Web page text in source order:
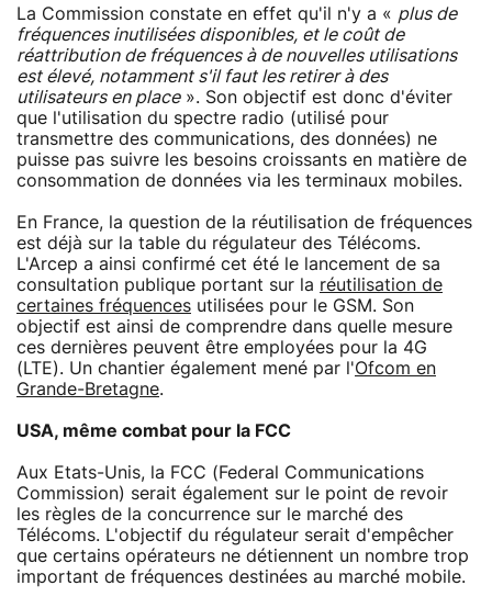
La Commission constate en effet qu'il n'y a « plus de
fréquences inutilisées disponibles, et le coût de
réattribution de fréquences à de nouvelles utilisations
est élevé, notamment s'il faut les retirer à des
utilisateurs en place». Son objectif est donc d'éviter
que l'utilisation du spectre radio (utilisé pour
transmettre des communications, des données) ne
puisse pas suivre les besoins croissants en matière de
consommation de données via les terminaux mobiles.
En France, la question de la réutilisation de fréquences
est déjà sur la table du régulateur des Télécoms.
L'Arcep a ainsi confirmé cet été le lancement de sa
consultation publique portant sur la réutilisation de
certaines fréquences utilisées pour le GSM. Son
objectif est ainsi de comprendre dans quelle mesure
ces dernières peuvent être employées pour la 4G
(LTE). Un chantier également mené par l'Ofcom en
Grande-Bretagne.
USA, même combat pour la FCC
Aux Etats-Unis, la FCC (Federal Communications
Commission) serait également sur le point de revoir
les règles de la concurrence sur le marché des
Télécoms. L'objectif du régulateur serait d'empêcher
que certains opérateurs ne détiennent un nombre trop
important de fréquences destinées au marché mobile.